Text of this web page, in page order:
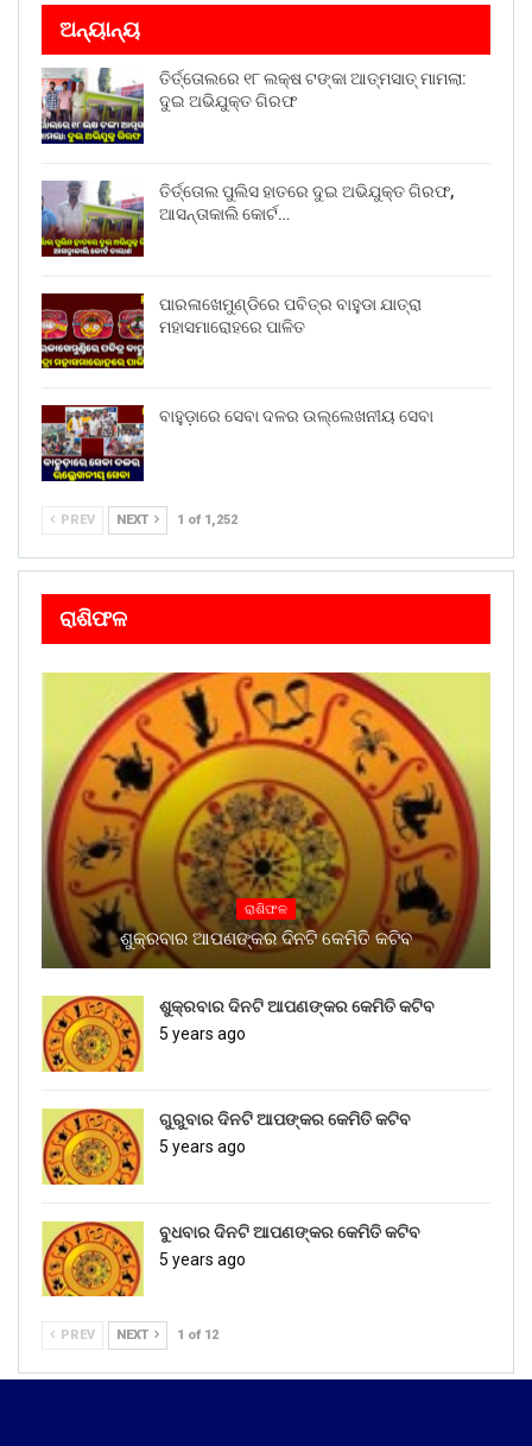
ଅନ୍ୟାନ୍ୟ
ତିର୍ତ୍ତୋଲରେ ୧୮ ଲକ୍ଷ ଟଙ୍କା ଆତ୍ମସାତ୍ ମାମଲା:
ଦୁଇ ଅଭିଯୁକ୍ତ ଗିରଫ
ତିର୍ତ୍ତୋଲ ପୁଲିସ ହାତରେ ଦୁଇ ଅଭିଯୁକ୍ତ ଗିରଫ,
ଆସନ୍ତାକାଲି କୋର୍ଟ…
ପାରଳାଖେମୁଣ୍ଡିରେ ପବିତ୍ର ବାହୁଡା ଯାତ୍ରା
ମହାସମାରୋହରେ ପାଳିତ
ବାହୁଡ଼ାରେ ସେବା ଦଳର ଉଲ୍ଲେଖନୀୟ ସେବା
PREV NEXT 1 of 1,252
ରାଶିଫଳ
ରାଶିଫଳ
ଶୁକ୍ରବାର ଆପଣଙ୍କର ଦିନଟି କେମିତି କଟିବ
ଶୁକ୍ରବାର ଦିନଟି ଆପଣଙ୍କର କେମିତି କଟିବ
5 years ago
ଗୁରୁବାର ଦିନଟି ଆପଙ୍କର କେମିତି କଟିବ
5 years ago
ବୁଧବାର ଦିନଟି ଆପଣଙ୍କର କେମିତି କଟିବ
5 years ago
PREV NEXT 1 of 12